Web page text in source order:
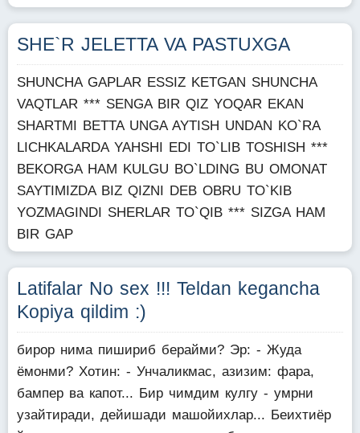
SHE`R JELETTA VA PASTUXGA
SHUNCHA GAPLAR ESSIZ KETGAN SHUNCHA
VAQTLAR *** SENGA BIR QIZ YOQAR EKAN
SHARTMI BETTA UNGA AYTISH UNDAN KO`RA
LICHKALARDA YAHSHI EDI TO`LIB TOSHISH ***
BEKORGA HAM KULGU BO`LDING BU OMONAT
SAYTIMIZDA BIZ QIZNI DEB OBRU TO`KIB
YOZMAGINDI SHERLAR TO`QIB *** SIZGA HAM
BIR GAP
Latifalar No sex !!! Teldan kegancha
Kopiya qildim :)
бирор нима пишириб берайми? Эр: - Жуда
ёмонми? Хотин: - Унчаликмас, азизим: фара,
бампер ва капот... Бир чимдим кулгу - умрни
узайтиради, дейишади машойихлар... Беихтиёр